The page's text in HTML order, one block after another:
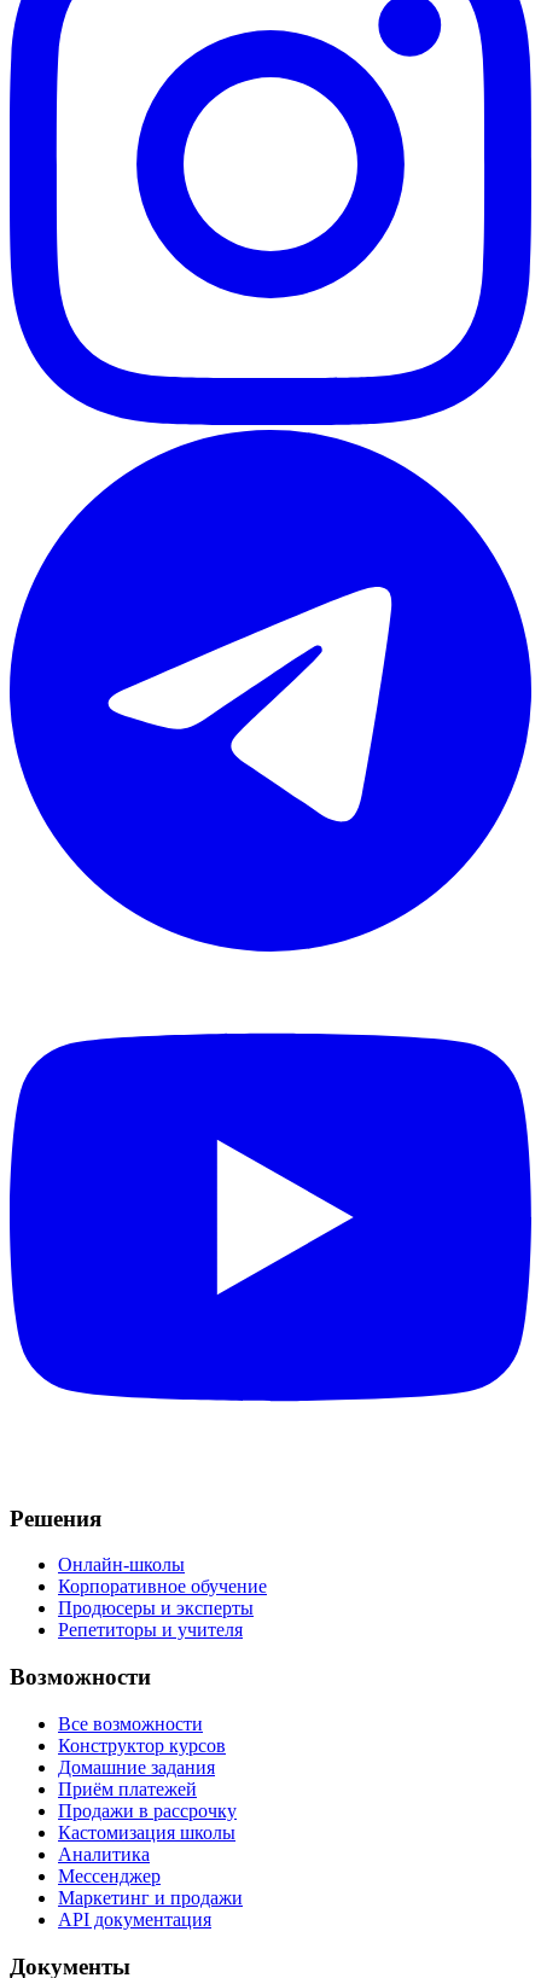
Решения
Онлайн-школы
Корпоративное обучение
Продюсеры и эксперты
Репетиторы и учителя
Возможности
Все возможности
Конструктор курсов
Домашние задания
Приём платежей
Продажи в рассрочку
Кастомизация школы
Аналитика
Мессенджер
Маркетинг и продажи
API документация
Документы